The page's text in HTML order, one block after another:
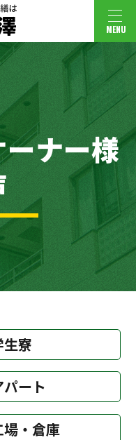
MENU
ナー様
生寮
パート
場・倉庫